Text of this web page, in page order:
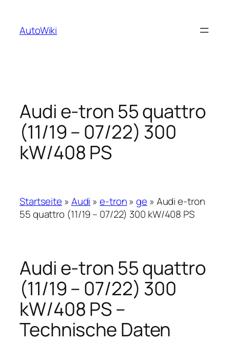
springen
AutoWiki
Audi e-tron 55 quattro
(11/19 – 07/22) 300
kW/408 PS
Startseite » Audi »e-tron»ge » Audi e-tron
55 quattro (11/19 – 07/22) 300 kW/408 PS
Audi e-tron 55 quattro
(11/19 – 07/22) 300
kW/408 PS –
Technische Daten